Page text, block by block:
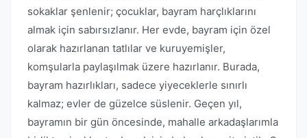
sokaklar şenlenir; çocuklar, bayram harçlıklarını
almak için sabırsızlanır. Her evde, bayram için özel
olarak hazırlanan tatlılar ve kuruyemişler,
komşularla paylaşılmak üzere hazırlanır. Burada,
bayram hazırlıkları, sadece yiyeceklerle sınırlı
kalmaz; evler de güzelce süslenir. Geçen yıl,
bayramın bir gün öncesinde, mahalle arkadaşlarımla